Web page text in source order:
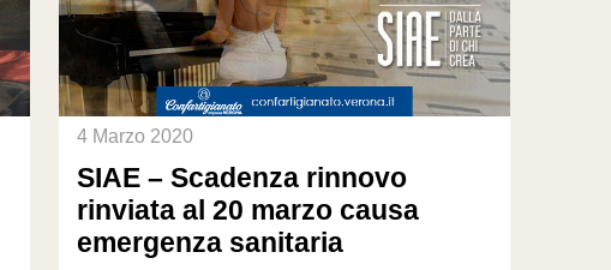
4 Marzo 2020
SIAE – Scadenza rinnovo
rinviata al 20 marzo causa
emergenza sanitaria